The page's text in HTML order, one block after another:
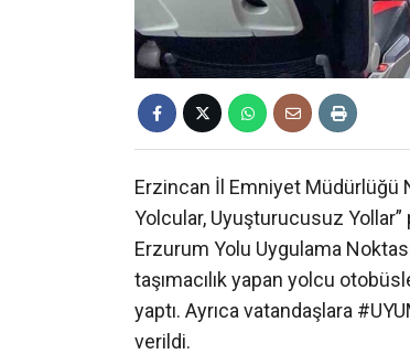
Erzincan İl Emniyet Müdürlüğü
Yolcular, Uyuşturucusuz
Erzurum Yolu Uygulama
taşımacılık yapan yolcu
yaptı. Ayrıca vatandaşlara
verildi.